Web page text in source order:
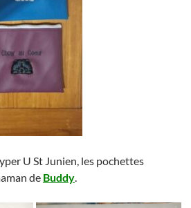
U St Junien, les pochettes
de Buddy.